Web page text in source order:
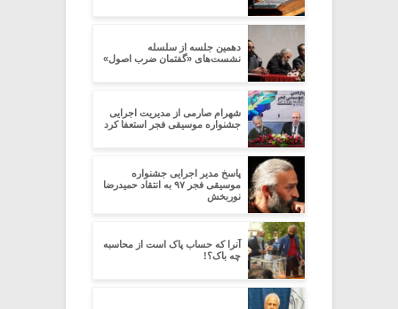
دهمین جلسه از سلسله
نشست‌های «گفتمان ضرب اصول»
شهرام صارمی از مدیریت اجرایی
جشنواره موسیقی فجر استعفا کرد
پاسخ مدیر اجرایی جشنواره
موسیقی فجر ۹۷ به انتقاد حمیدرضا
نوربخش
آنرا که حساب پاک است از محاسبه
چه باک؟!